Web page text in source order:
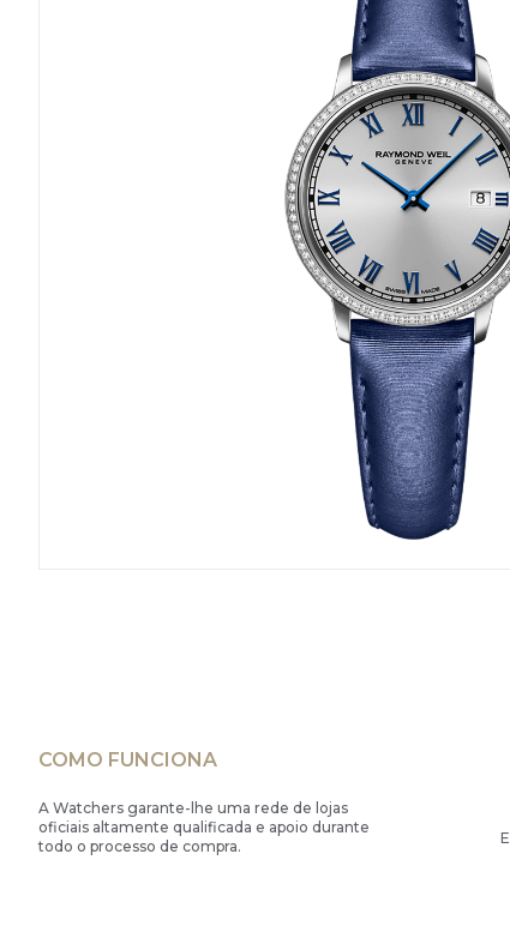
COMO FUNCIONA
A Watchers garante-lhe uma rede de lojas
oficiais altamente qualificada e apoio durante
todo o processo de compra.